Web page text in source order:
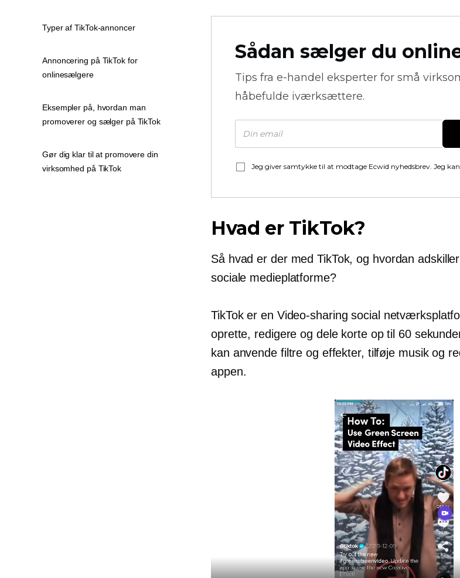
Sådan sælger du
Tips fra e-handel eksperter for små
håbefulde iværksættere.
Jeg giver samtykke til at modtage Ecwid nyhedsbrev. Jeg
Hvad er TikTok?
Så hvad er der med TikTok, og hvordan
sociale medieplatforme?
TikTok er en Video-sharing social
oprette, redigere og dele korte op til 60
kan anvende filtre og effekter, tilføje musik og
appen.
Typer af TikTok-annoncer
Annoncering på TikTok for
onlinesælgere
Eksempler på, hvordan man
promoverer og sælger på TikTok
Gør dig klar til at promovere din
virksomhed på TikTok